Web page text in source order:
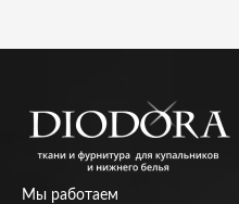
Мы работаем